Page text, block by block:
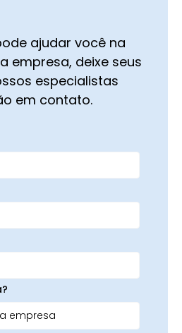
ajudar você na
empresa, deixe seus
especialistas
em contato.